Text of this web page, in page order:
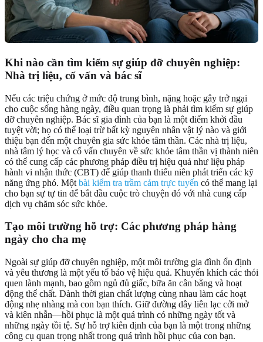
Khi nào cần tìm kiếm sự giúp đỡ chuyên nghiệp:
Nhà trị liệu, cố vấn và bác sĩ
Nếu các triệu chứng ở mức độ trung bình, nặng hoặc gây trở ngại
cho cuộc sống hàng ngày, điều quan trọng là phải tìm kiếm sự giúp
đỡ chuyên nghiệp. Bác sĩ gia đình của bạn là một điểm khởi đầu
tuyệt vời; họ có thể loại trừ bất kỳ nguyên nhân vật lý nào và giới
thiệu bạn đến một chuyên gia sức khỏe tâm thần. Các nhà trị liệu,
nhà tâm lý học và cố vấn chuyên về sức khỏe tâm thần vị thành niên
có thể cung cấp các phương pháp điều trị hiệu quả như liệu pháp
hành vi nhận thức (CBT) để giúp thanh thiếu niên phát triển các kỹ
năng ứng phó. Một bài kiểm tra trầm cảm trực tuyến có thể mang lại
cho bạn sự tự tin để bắt đầu cuộc trò chuyện đó với nhà cung cấp
dịch vụ chăm sóc sức khỏe.
Tạo môi trường hỗ trợ: Các phương pháp hàng
ngày cho cha mẹ
Ngoài sự giúp đỡ chuyên nghiệp, một môi trường gia đình ổn định
và yêu thương là một yếu tố bảo vệ hiệu quả. Khuyến khích các thói
quen lành mạnh, bao gồm ngủ đủ giấc, bữa ăn cân bằng và hoạt
động thể chất. Dành thời gian chất lượng cùng nhau làm các hoạt
động nhẹ nhàng mà con bạn thích. Giữ đường dây liên lạc cởi mở
và kiên nhẫn—hồi phục là một quá trình có những ngày tốt và
những ngày tồi tệ. Sự hỗ trợ kiên định của bạn là một trong những
công cụ quan trọng nhất trong quá trình hồi phục của con bạn.